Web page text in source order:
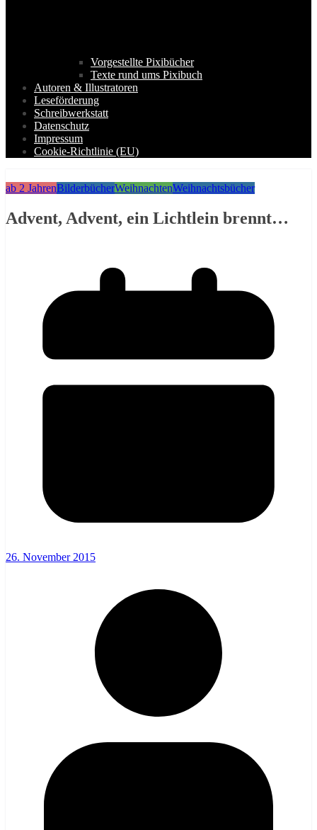
Vorgestellte Pixibücher
Texte rund ums Pixibuch
Autoren & Illustratoren
Leseförderung
Schreibwerkstatt
Datenschutz
Impressum
Cookie-Richtlinie (EU)
ab 2 JahrenBilderbücherWeihnachtenWeihnachtsbücher
Advent, Advent, ein Lichtlein brennt…
26. November 2015